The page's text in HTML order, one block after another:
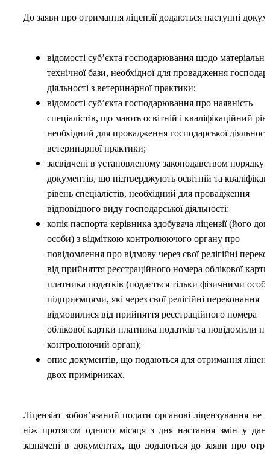
До заяви про отримання ліцензії додаються наступні
відомості суб’єкта господарювання щодо
технічної бази, необхідної для провадження
діяльності з ветеринарної практики;
відомості суб’єкта господарювання про наявність
спеціалістів, що мають освітній і кваліфікаційний
необхідний для провадження господарської
ветеринарної практики;
засвідчені в установленому законодавством порядку
документів, що підтверджують освітній та
рівень спеціалістів, необхідний для провадження
відповідного виду господарської діяльності;
копія паспорта керівника здобувача ліцензії (його
особи) з відміткою конт­ролюючого органу про
повідомлення про відмову через свої релігійні
від прийняття реєстраційного номера облікової
платника податків (подається тільки фізичними
підприємцями, які через свої релігійні переконання
відмовилися від прийняття реєстраційного номера
облікової картки платника податків та повідомили
контролюючий орган);
опис документів, що подаються для отримання
двох примірниках.
Ліцензіат зобов’язаний подати органові ліцензування не
ніж протягом одного місяця з дня настання змін у
зазначені в документах, що додаються до заяви про